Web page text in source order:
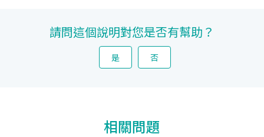
請問這個說明對您是否有幫助？
是 否
相關問題